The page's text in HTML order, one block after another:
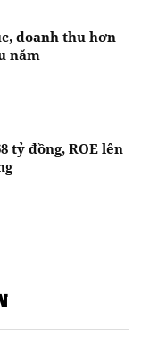
doanh thu hơn
năm
tỷ đồng, ROE lên